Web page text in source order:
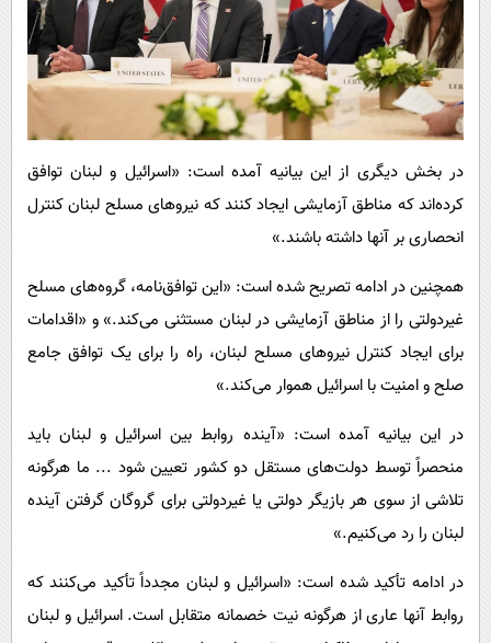
در بخش دیگری از این بیانیه آمده است: «اسرائیل و لبنان توافق
کرده‌اند که مناطق آزمایشی ایجاد کنند که نیروهای مسلح لبنان کنترل
انحصاری بر آنها داشته باشند.»
همچنین در ادامه تصریح شده است: «این توافق‌نامه، گروه‌های مسلح
غیردولتی را از مناطق آزمایشی در لبنان مستثنی می‌کند.» و «اقدامات
برای ایجاد کنترل نیروهای مسلح لبنان، راه را برای یک توافق جامع
صلح و امنیت با اسرائیل هموار می‌کند.»
در این بیانیه آمده است: «آینده روابط بین اسرائیل و لبنان باید
منحصراً توسط دولت‌های مستقل دو کشور تعیین شود ... ما هرگونه
تلاشی از سوی هر بازیگر دولتی یا غیردولتی برای گروگان گرفتن آینده
لبنان را رد می‌کنیم.»
در ادامه تأکید شده است: «اسرائیل و لبنان مجدداً تأکید می‌کنند که
روابط آنها عاری از هرگونه نیت خصمانه متقابل است. اسرائیل و لبنان